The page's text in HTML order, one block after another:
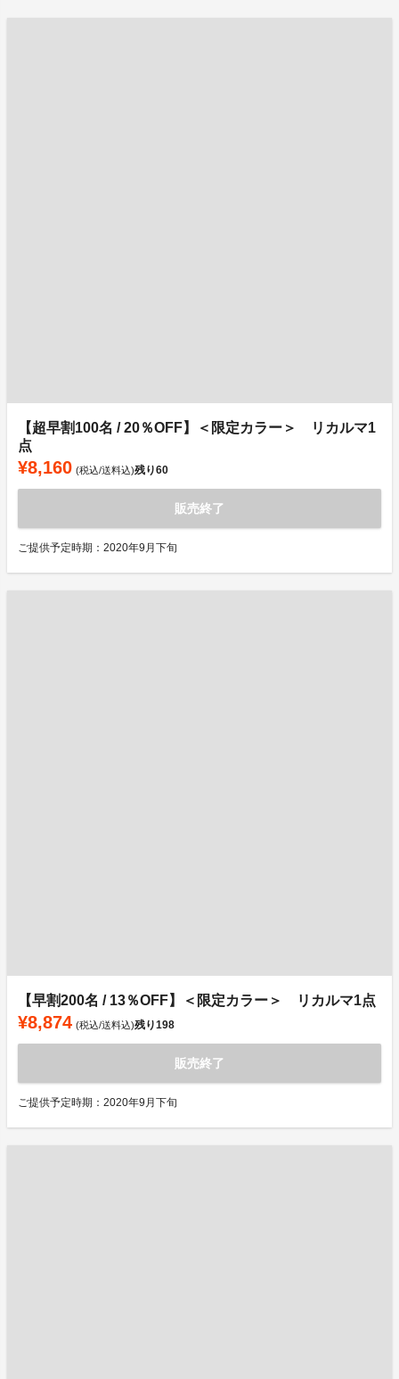
【超早割100名 / 20％OFF】＜限定カラー＞ リカルマ1
点
¥8,160 (税込/送料込)残り60
販売終了
ご提供予定時期：2020年9月下旬
【早割200名 / 13％OFF】＜限定カラー＞ リカルマ1点
¥8,874 (税込/送料込)残り198
販売終了
ご提供予定時期：2020年9月下旬